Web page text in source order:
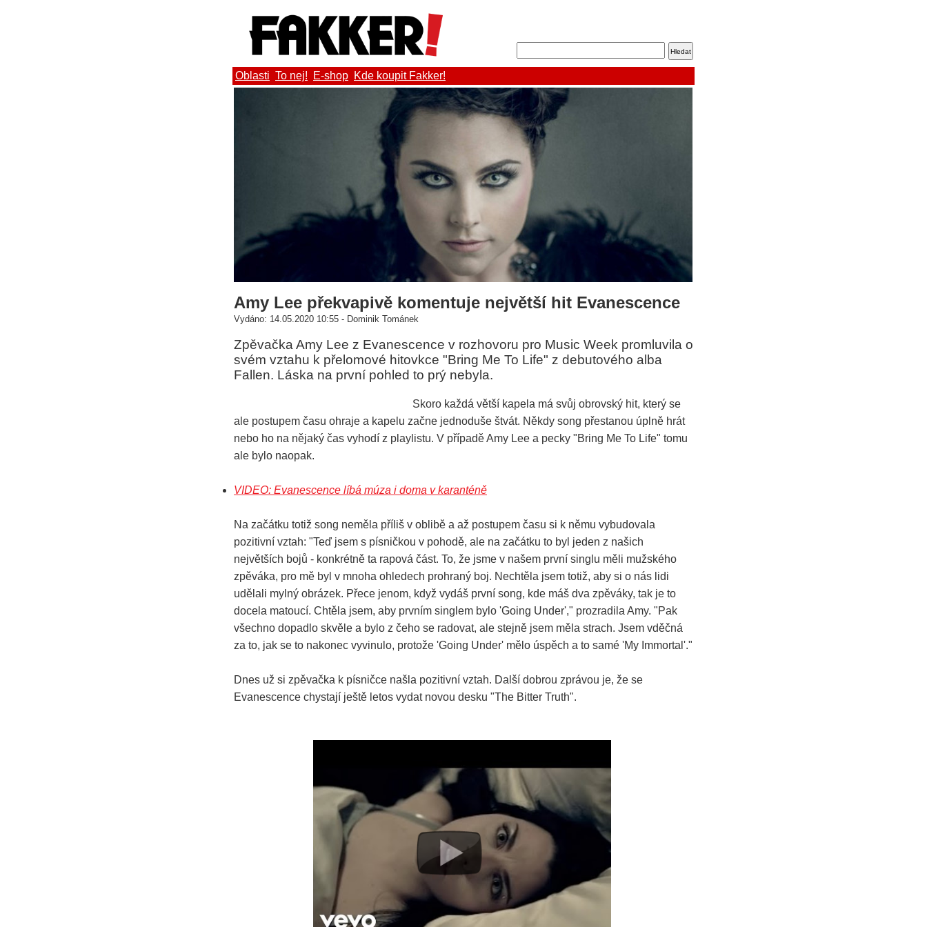
Oblasti To nej! E-shop Kde koupit Fakker!
Amy Lee překvapivě komentuje největší hit Evanescence
Vydáno: 14.05.2020 10:55 - Dominik Tománek
Zpěvačka Amy Lee z Evanescence v rozhovoru pro Music Week promluvila o
svém vztahu k přelomové hitovkce "Bring Me To Life" z debutového alba
Fallen. Láska na první pohled to prý nebyla.
Skoro každá větší kapela má svůj obrovský hit, který se
ale postupem času ohraje a kapelu začne jednoduše štvát. Někdy song přestanou úplně hrát
nebo ho na nějaký čas vyhodí z playlistu. V případě Amy Lee a pecky "Bring Me To Life" tomu
ale bylo naopak.
VIDEO: Evanescence líbá múza i doma v karanténě
Na začátku totiž song neměla příliš v oblibě a až postupem času si k němu vybudovala
pozitivní vztah: "Teď jsem s písničkou v pohodě, ale na začátku to byl jeden z našich
největších bojů - konkrétně ta rapová část. To, že jsme v našem první singlu měli mužského
zpěváka, pro mě byl v mnoha ohledech prohraný boj. Nechtěla jsem totiž, aby si o nás lidi
udělali mylný obrázek. Přece jenom, když vydáš první song, kde máš dva zpěváky, tak je to
docela matoucí. Chtěla jsem, aby prvním singlem bylo 'Going Under'," prozradila Amy. "Pak
všechno dopadlo skvěle a bylo z čeho se radovat, ale stejně jsem měla strach. Jsem vděčná
za to, jak se to nakonec vyvinulo, protože 'Going Under' mělo úspěch a to samé 'My Immortal'."
Dnes už si zpěvačka k písničce našla pozitivní vztah. Další dobrou zprávou je, že se
Evanescence chystají ještě letos vydat novou desku "The Bitter Truth".